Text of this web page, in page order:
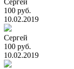
Сергей
100 руб.
10.02.2019
Cергей
100 руб.
10.02.2019